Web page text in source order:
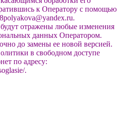
к Оператору с помощью
отражены любые изменения
данных Оператором.
до замены ее новой версией.
в свободном доступе
по адресу:
.